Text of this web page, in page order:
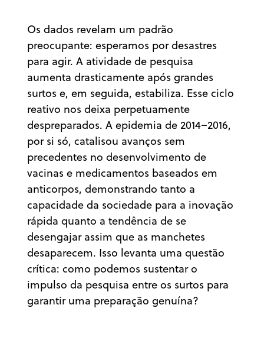
Os dados revelam um padrão
preocupante: esperamos por desastres
para agir. A atividade de pesquisa
aumenta drasticamente após grandes
surtos e, em seguida, estabiliza. Esse ciclo
reativo nos deixa perpetuamente
despreparados. A epidemia de 2014–2016,
por si só, catalisou avanços sem
precedentes no desenvolvimento de
vacinas e medicamentos baseados em
anticorpos, demonstrando tanto a
capacidade da sociedade para a inovação
rápida quanto a tendência de se
desengajar assim que as manchetes
desaparecem. Isso levanta uma questão
crítica: como podemos sustentar o
impulso da pesquisa entre os surtos para
garantir uma preparação genuína?